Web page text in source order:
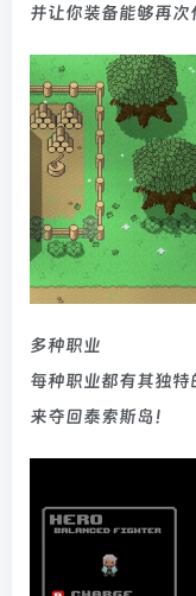
并让你装备能够再次
多种职业
每种职业都有其独
来夺回泰索斯岛！